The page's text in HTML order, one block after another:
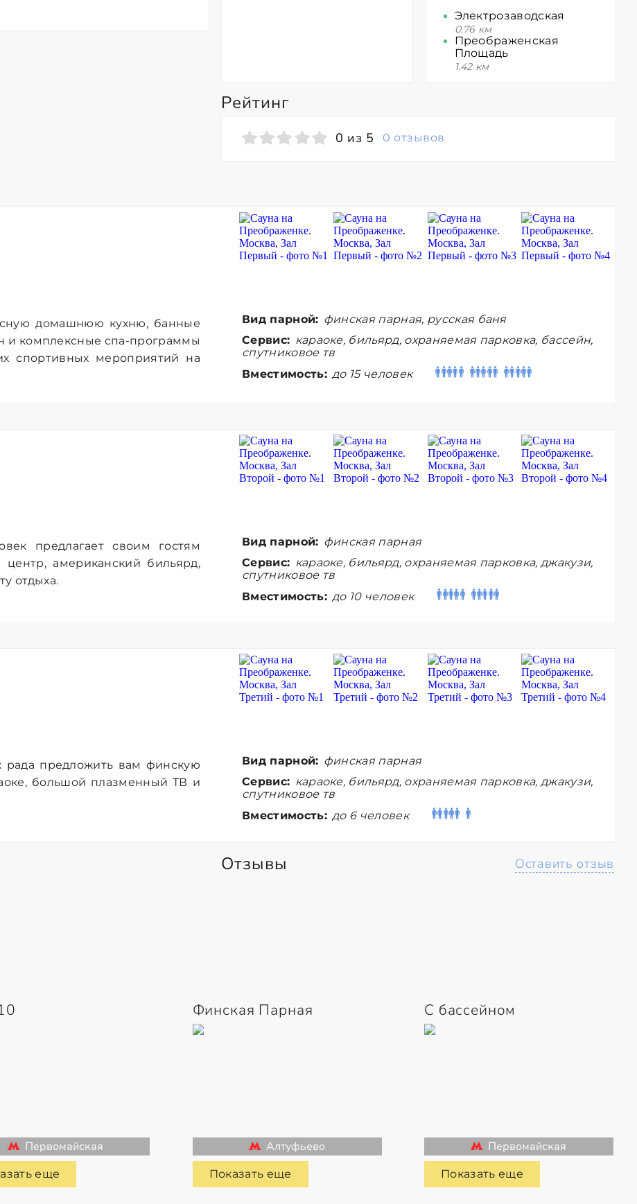
Электрозаводская
0.76 км
Преображенская
Площадь
1.42 км
Рейтинг
0 из 5 0 отзывов
домашнюю кухню, банные
и комплексные спа-программы
спортивных мероприятий на
Вид парной: финская парная, русская баня
Сервис: караоке, бильярд, охраняемая парковка, бассейн,
спутниковое тв
Вместимость: до 15 человек
предлагает своим гостям
американский бильярд,
отдыха.
Вид парной: финская парная
Сервис: караоке, бильярд, охраняемая парковка, джакузи,
спутниковое тв
Вместимость: до 10 человек
рада предложить вам финскую
большой плазменный ТВ и
Вид парной: финская парная
Сервис: караоке, бильярд, охраняемая парковка, джакузи,
спутниковое тв
Вместимость: до 6 человек
Отзывы Оставить отзыв
Первомайская
еще
Финская Парная
Алтуфьево
Показать еще
С бассейном
Первомайская
Показать еще